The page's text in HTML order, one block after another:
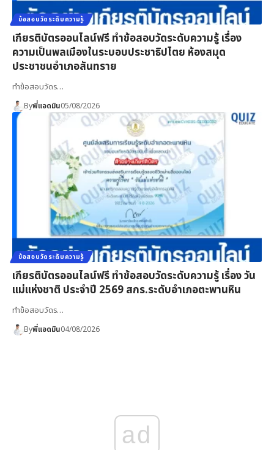
ข้อสอบวัดระดับความรู้
เกียรติบัตรออนไลน์ฟรี ทำข้อสอบวัดระดับความรู้ เรื่อง
ความเป็นพลเมืองในระบอบประชาธิปไตย ห้องสมุด
ประชาชนอำเภอสันทราย
ทำข้อสอบวัดร…
Byพี่แอดมิน05/08/2026
ข้อสอบวัดระดับความรู้
เกียรติบัตรออนไลน์ฟรี ทำข้อสอบวัดระดับความรู้ เรื่อง วัน
แม่แห่งชาติ ประจำปี 2569 สกร.ระดับอำเภอตะพานหิน
ทำข้อสอบวัดร…
Byพี่แอดมิน04/08/2026
ad